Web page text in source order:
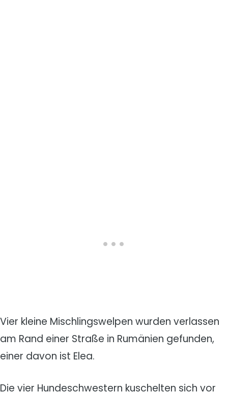
Vier kleine Mischlingswelpen wurden verlassen
am Rand einer Straße in Rumänien gefunden,
einer davon ist Elea.
Die vier Hundeschwestern kuschelten sich vor